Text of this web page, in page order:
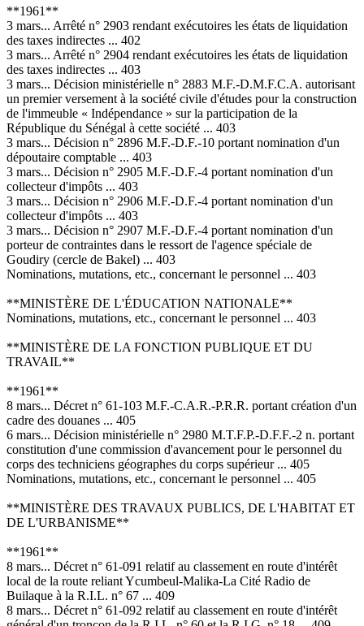
**1961**
3 mars... Arrêté n° 2903 rendant exécutoires les états de liquidation
des taxes indirectes ... 402
3 mars... Arrêté n° 2904 rendant exécutoires les états de liquidation
des taxes indirectes ... 403
3 mars... Décision ministérielle n° 2883 M.F.-D.M.F.C.A. autorisant
un premier versement à la société civile d'études pour la construction
de l'immeuble « Indépendance » sur la participation de la
République du Sénégal à cette société ... 403
3 mars... Décision n° 2896 M.F.-D.F.-10 portant nomination d'un
dépoutaire comptable ... 403
3 mars... Décision n° 2905 M.F.-D.F.-4 portant nomination d'un
collecteur d'impôts ... 403
3 mars... Décision n° 2906 M.F.-D.F.-4 portant nomination d'un
collecteur d'impôts ... 403
3 mars... Décision n° 2907 M.F.-D.F.-4 portant nomination d'un
porteur de contraintes dans le ressort de l'agence spéciale de
Goudiry (cercle de Bakel) ... 403
Nominations, mutations, etc., concernant le personnel ... 403
**MINISTÈRE DE L'ÉDUCATION NATIONALE**
Nominations, mutations, etc., concernant le personnel ... 403
**MINISTÈRE DE LA FONCTION PUBLIQUE ET DU
TRAVAIL**
**1961**
8 mars... Décret n° 61-103 M.F.-C.A.R.-P.R.R. portant création d'un
cadre des douanes ... 405
6 mars... Décision ministérielle n° 2980 M.T.F.P.-D.F.F.-2 n. portant
constitution d'une commission d'avancement pour le personnel du
corps des techniciens géographes du corps supérieur ... 405
Nominations, mutations, etc., concernant le personnel ... 405
**MINISTÈRE DES TRAVAUX PUBLICS, DE L'HABITAT ET
DE L'URBANISME**
**1961**
8 mars... Décret n° 61-091 relatif au classement en route d'intérêt
local de la route reliant Ycumbeul-Malika-La Cité Radio de
Builaque à la R.I.L. n° 67 ... 409
8 mars... Décret n° 61-092 relatif au classement en route d'intérêt